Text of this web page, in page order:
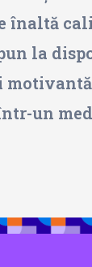
înaltă
la
un